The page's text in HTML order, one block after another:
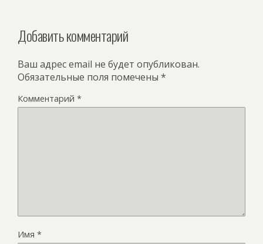
Добавить комментарий
Ваш адрес email не будет опубликован.
Обязательные поля помечены *
Комментарий *
Имя *